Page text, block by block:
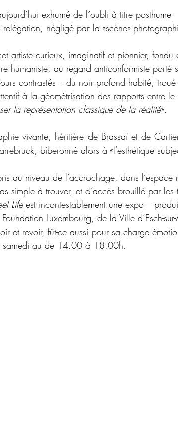
exhumé de l’oubli à titre posthume
relégation, négligé par la «scène»
artiste curieux, imaginatif et pionnier, fondu
humaniste, au regard anticonformiste porté
contrastés – du noir profond habité,
à la géométrisation des rapports entre le
la représentation classique de la réalité».
vivante, héritière de Brassaï et de
biberonné alors à «l’esthétique
au niveau de l’accrochage, dans l’espace
simple à trouver, et d’accès brouillé par les
Life est incontestablement une expo –
Luxembourg, de la Ville d’Esch-
et revoir, fût-ce aussi pour sa charge
au de 14.00 à 18.00h.